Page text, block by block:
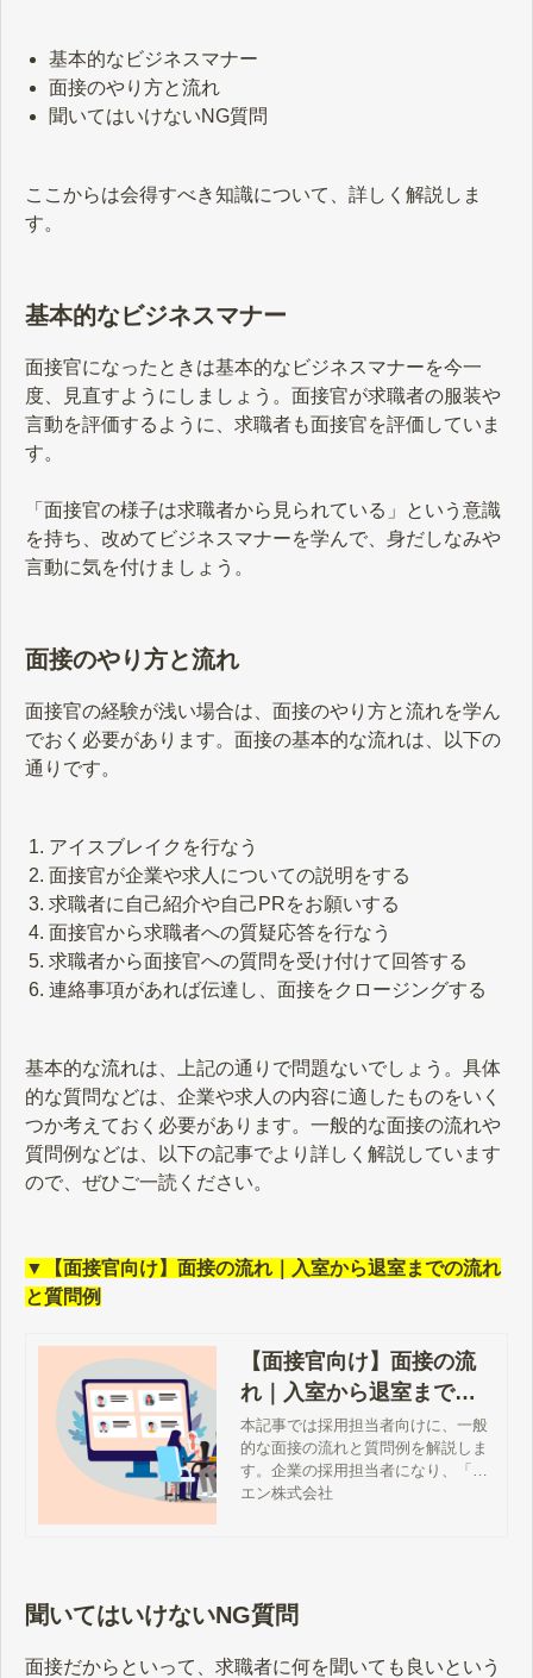
基本的なビジネスマナー
面接のやり方と流れ
聞いてはいけないNG質問
ここからは会得すべき知識について、詳しく解説しま
す。
基本的なビジネスマナー
面接官になったときは基本的なビジネスマナーを今一
度、見直すようにしましょう。面接官が求職者の服装や
言動を評価するように、求職者も面接官を評価していま
す。
「面接官の様子は求職者から見られている」という意識
を持ち、改めてビジネスマナーを学んで、身だしなみや
言動に気を付けましょう。
面接のやり方と流れ
面接官の経験が浅い場合は、面接のやり方と流れを学ん
でおく必要があります。面接の基本的な流れは、以下の
通りです。
アイスブレイクを行なう
面接官が企業や求人についての説明をする
求職者に自己紹介や自己PRをお願いする
面接官から求職者への質疑応答を行なう
求職者から面接官への質問を受け付けて回答する
連絡事項があれば伝達し、面接をクロージングする
基本的な流れは、上記の通りで問題ないでしょう。具体
的な質問などは、企業や求人の内容に適したものをいく
つか考えておく必要があります。一般的な面接の流れや
質問例などは、以下の記事でより詳しく解説しています
ので、ぜひご一読ください。
▼【面接官向け】面接の流れ｜入室から退室までの流れ
と質問例
【面接官向け】面接の流
れ｜入室から退室までの
流れと質問例
本記事では採用担当者向けに、一般
的な面接の流れと質問例を解説しま
す。企業の採用担当者になり、「面
接をどんな流れで進めればよいのか
エン株式会社
聞いてはいけないNG質問
面接だからといって、求職者に何を聞いても良いという